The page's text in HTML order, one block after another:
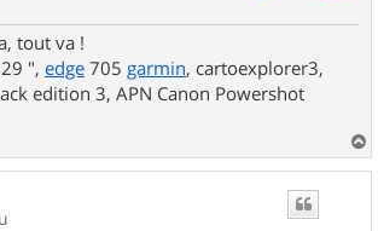
tout va !
", edge 705 garmin, cartoexplorer3,
edition 3, APN Canon Powershot
a
u